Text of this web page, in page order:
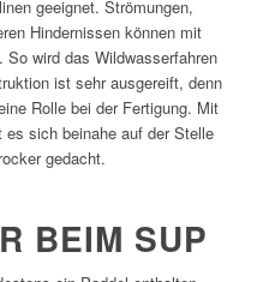
geeignet. Strömungen,
Hindernissen können mit
wird das Wildwasserfahren
ist sehr ausgereift, denn
Rolle bei der Fertigung. Mit
sich beinahe auf der Stelle
gedacht.
BEIM SUP